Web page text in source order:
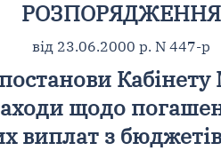
РОЗПОРЯДЖЕННЯ
від 23.06.2000 р. N 447-р
Кабінету
щодо
виплат з бюджетів